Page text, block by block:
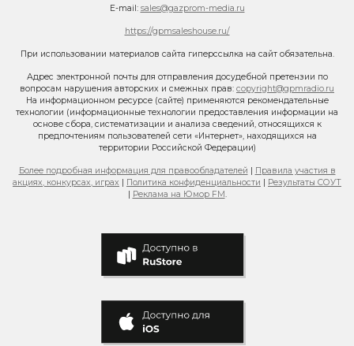
E-mail: sales@gazprom-media.ru
https://gpmsaleshouse.ru/
При использовании материалов сайта гиперссылка на сайт обязательна.
Адрес электронной почты для отправления досудебной претензии по
вопросам нарушения авторских и смежных прав: copyright@gpmradio.ru
На информационном ресурсе (сайте) применяются рекомендательные
технологии (информационные технологии предоставления информации на
основе сбора, систематизации и анализа сведений, относящихся к
предпочтениям пользователей сети «Интернет», находящихся на
территории Российской Федерации)
Более подробная информация для правообладателей | Правила участия в
акциях, конкурсах, играх | Политика конфиденциальности | Результаты СОУТ
| Реклама на Юмор FM.